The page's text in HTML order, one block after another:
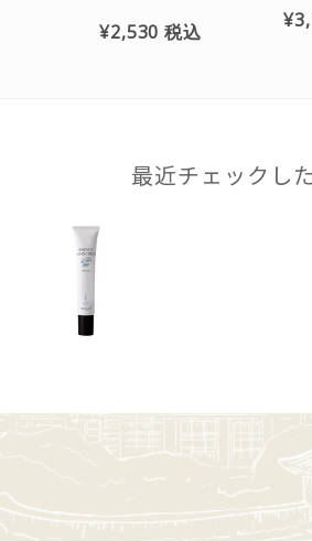
¥2,530税込 ラニウム＆オ
最近チェックし